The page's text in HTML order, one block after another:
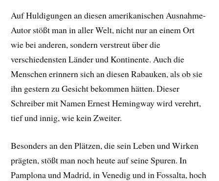
Auf Huldigungen an diesen amerikanischen Ausnahme-
Autor stößt man in aller Welt, nicht nur an einem Ort
wie bei anderen, sondern verstreut über die
verschiedensten Länder und Kontinente. Auch die
Menschen erinnern sich an diesen Rabauken, als ob sie
ihn gestern zu Gesicht bekommen hätten. Dieser
Schreiber mit Namen Ernest Hemingway wird verehrt,
tief und innig, wie kein Zweiter.
Besonders an den Plätzen, die sein Leben und Wirken
prägten, stößt man noch heute auf seine Spuren. In
Pamplona und Madrid, in Venedig und in Fossalta, hoch